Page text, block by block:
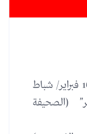
حكمت محكمة ابتدائية اليوم الخميس 16 فبراير/ شباط
(الصحيفة